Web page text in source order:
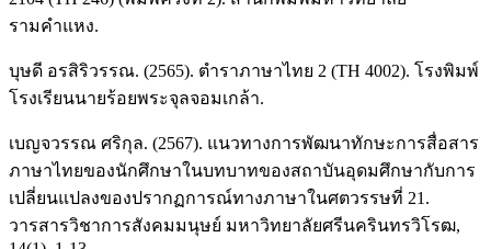
รามคำแหง.
บุษดี อรสิริวรรณ. (2565). ตำราภาษาไทย 2 (TH 4002). โรงพิมพ์
โรงเรียนนายร้อยพระจุลจอมเกล้า.
เบญจวรรณ ศริกุล. (2567). แนวทางการพัฒนาทักษะการสื่อสาร
ภาษาไทยของนักศึกษาในบทบาทของสถาบันอุดมศึกษากับการ
เปลี่ยนแปลงของปรากฏการณ์ทางภาษาในศตวรรษที่ 21.
วารสารวิชาการสังคมมนุษย์ มหาวิทยาลัยศรีนครินทรวิโรฒ,